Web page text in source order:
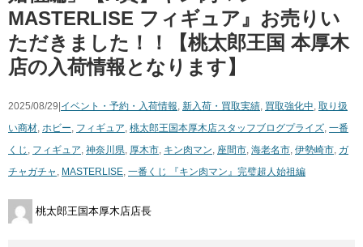
MASTERLISE フィギュア』お売りい
ただきました！！【桃太郎王国 本厚木
店の入荷情報となります】
2025/08/29| イベント・予約・入荷情報, 新入荷・買取実績, 買取強化中, 取り扱
い商材, ホビー, フィギュア, 桃太郎王国本厚木店スタッフブログプライズ, 一番
くじ , フィギュア, 神奈川県, 厚木市, キン肉マン, 座間市, 海老名市, 伊勢崎市, ガ
チャガチャ , MASTERLISE, 一番くじ 『キン肉マン』完璧超人始祖編
桃太郎王国本厚木店店長